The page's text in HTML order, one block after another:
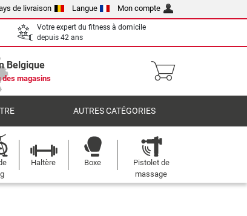
de livraison Langue Mon compte
Votre expert du fitness à domicile
depuis 42 ans
Belgique
des magasins
AUTRES CATÉGORIES
Haltère Boxe
Pistolet de
massage